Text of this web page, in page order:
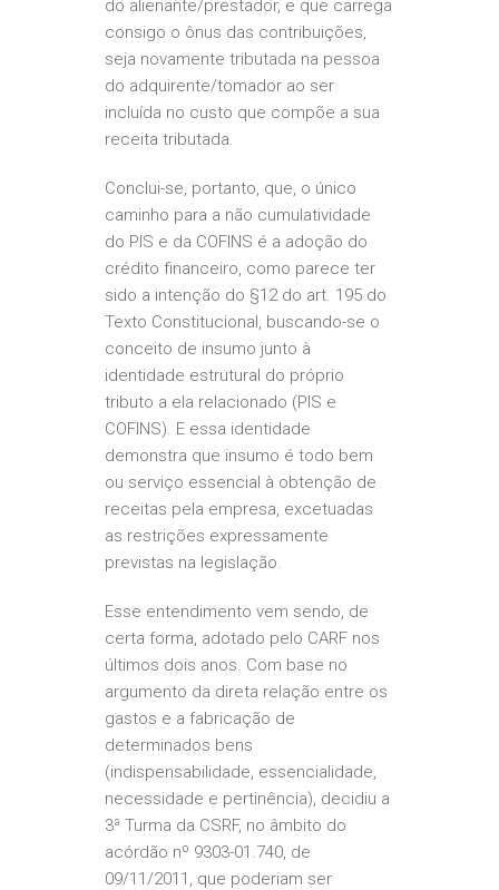
do alienante/prestador, e que carrega
consigo o ônus das contribuições,
seja novamente tributada na pessoa
do adquirente/tomador ao ser
incluída no custo que compõe a sua
receita tributada.
Conclui-se, portanto, que, o único
caminho para a não cumulatividade
do PIS e da COFINS é a adoção do
crédito financeiro, como parece ter
sido a intenção do §12 do art. 195 do
Texto Constitucional, buscando-se o
conceito de insumo junto à
identidade estrutural do próprio
tributo a ela relacionado (PIS e
COFINS). E essa identidade
demonstra que insumo é todo bem
ou serviço essencial à obtenção de
receitas pela empresa, excetuadas
as restrições expressamente
previstas na legislação.
Esse entendimento vem sendo, de
certa forma, adotado pelo CARF nos
últimos dois anos. Com base no
argumento da direta relação entre os
gastos e a fabricação de
determinados bens
(indispensabilidade, essencialidade,
necessidade e pertinência), decidiu a
3ª Turma da CSRF, no âmbito do
acórdão nº 9303-01.740, de
09/11/2011, que poderiam ser